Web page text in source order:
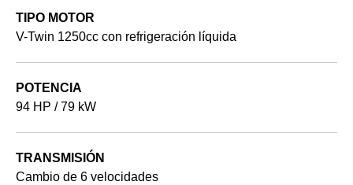
TIPO MOTOR
V-Twin 1250cc con refrigeración líquida
POTENCIA
94 HP / 79 kW
TRANSMISIÓN
Cambio de 6 velocidades